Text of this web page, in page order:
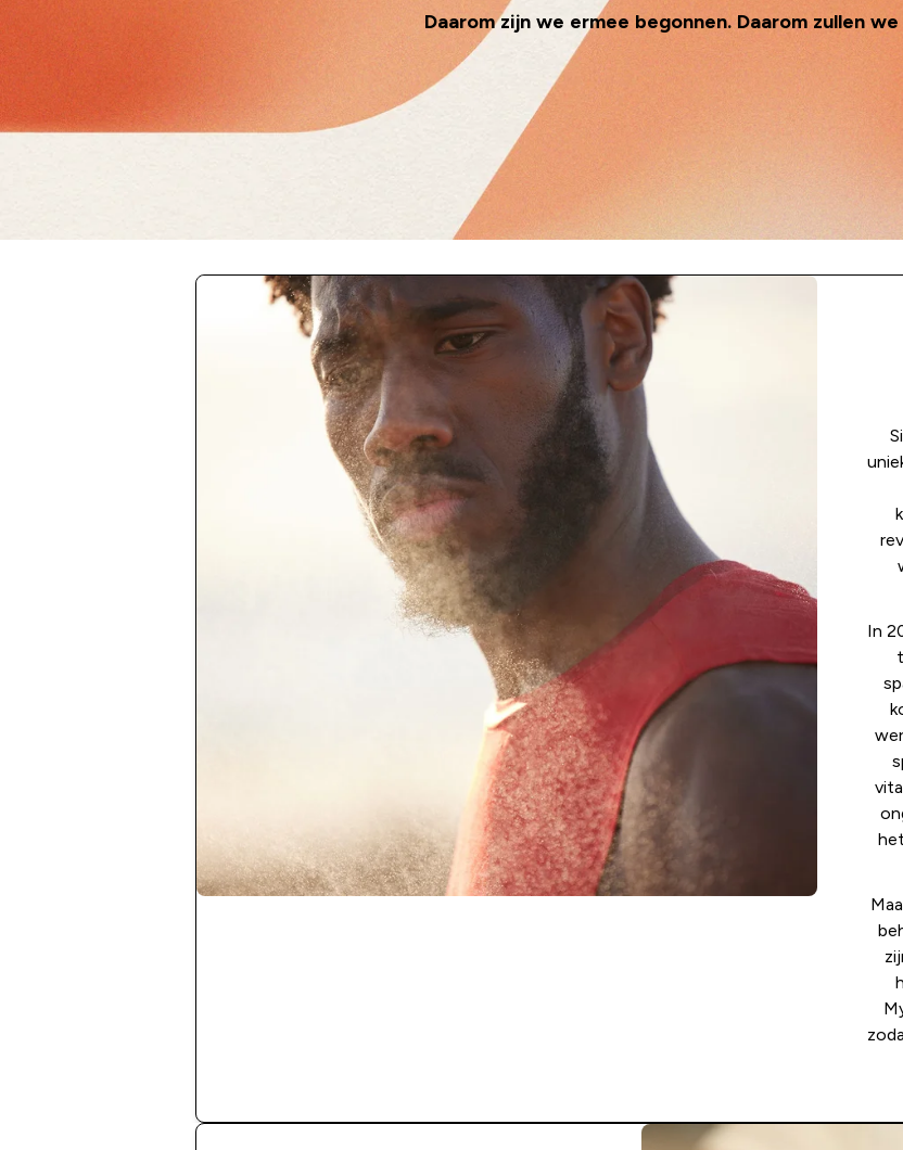
Daarom zijn we ermee begonnen. Daarom zullen
In